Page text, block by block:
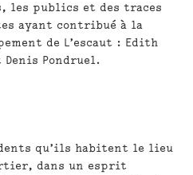
les publics et des traces
ayant contribué à la
de L’escaut : Edith
Denis Pondruel.
qu’ils habitent le lieu
dans un esprit